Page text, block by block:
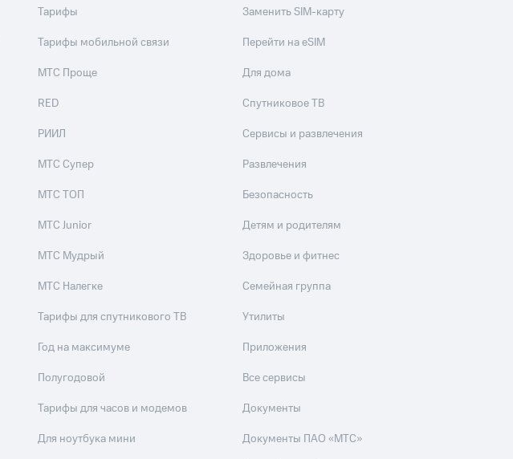
Тарифы
Тарифы мобильной связи
МТС Проще
RED
РИИЛ
МТС Супер
МТС ТОП
МТС Junior
МТС Мудрый
МТС Налегке
Тарифы для спутникового ТВ
Год на максимуме
Полугодовой
Тарифы для часов и модемов
Для ноутбука мини
Заменить SIM-карту
Перейти на eSIM
Для дома
Спутниковое ТВ
Сервисы и развлечения
Развлечения
Безопасность
Детям и родителям
Здоровье и фитнес
Семейная группа
Утилиты
Приложения
Все сервисы
Документы
Документы ПАО «МТС»